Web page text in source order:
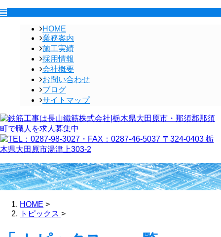
HOME
業務案内
施工実績
採用情報
会社概要
お問い合わせ
ブログ
サイトマップ
HOME >
トピックス >